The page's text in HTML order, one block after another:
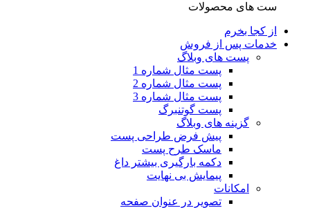
ست های محصولات
از کجا بخرم
خدمات پس از فروش
پست های وبلاگ
پست مثال شماره 1
پست مثال شماره 2
پست مثال شماره 3
پست گوتنبرگ
گزینه های وبلاگ
پیش فرض طراحی پست
ماسک طرح پست
دکمه بارگیری بیشتر داغ
پیمایش بی نهایت
امکانات
تصویر در عنوان صفحه